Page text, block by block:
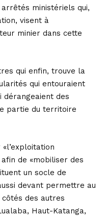
ministériels qui,
visent à
minier dans cette
qui enfin, trouve la
qui entouraient
dérangeaient des
partie du territoire
de «mobiliser des
un socle de
devant permettre au
des autres
Haut-Katanga,